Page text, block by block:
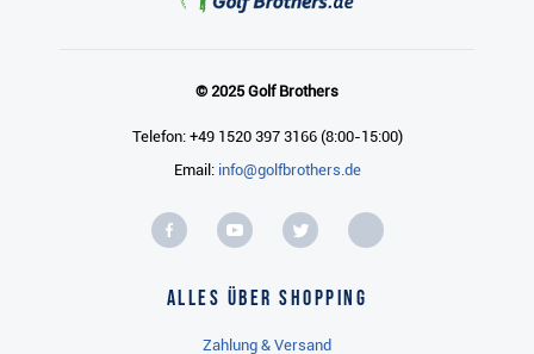
© 2025 Golf Brothers
Telefon: +49 1520 397 3166 (8:00-15:00)
Email: info@golfbrothers.de
Alles über Shopping
Zahlung & Versand